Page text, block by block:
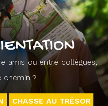
amis ou entre collègues,
chemin ?
CHASSE AU TRÉSOR